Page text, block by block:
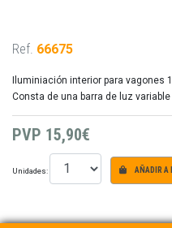
Ref. 66675
Iluminiación interior para vagones
Consta de una barra de luz
PVP 15,90€
Unidades: AÑADIR A